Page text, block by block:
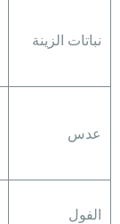
نباتات الزينة
عدس
الفول